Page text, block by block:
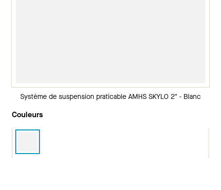
Système de suspension praticable AMHS SKYLO 2" - Blanc
Couleurs